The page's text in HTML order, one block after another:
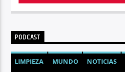
PODCAST
LIMPIEZA MUNDO NOTICIAS